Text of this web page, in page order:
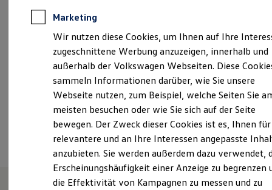
Reparatur & Service
Sommer-Special
Reparatur, Pflege & Inspektion
Servicetermin anfragen
Service-Vorteile bei Volkswagen Nutzfahrzeuge
ServicePlus
Economy Service
Räder & Reifen Service
Ersatzfahrzeuge
Notdienst und Pannenhilfe
Software, Konnektivität & Apps
California App
VW Connect für Ihren Transporter/Caravelle
VW Connect für Ihren Amarok
VW Connect für andere Modelle
+49 8292 1001
Ansprechpartner
Termin vereinbaren
Marketing
Wir nutzen diese Cookies, um Ihnen auf Ihre
zugeschnittene Werbung anzuzeigen, innerhalb und
außerhalb der Volkswagen Webseiten. Diese
sammeln Informationen darüber, wie Sie unsere
Webseite nutzen, zum Beispiel, welche Seiten Sie
meisten besuchen oder wie Sie sich auf der Seite
bewegen. Der Zweck dieser Cookies ist es, Ihnen für
relevantere und an Ihre Interessen angepasste
anzubieten. Sie werden außerdem dazu verwendet,
Erscheinungshäufigkeit einer Anzeige zu begrenzen
die Effektivität von Kampagnen zu messen und zu